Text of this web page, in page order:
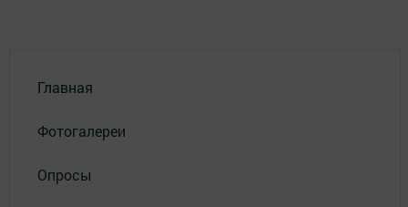
Главная
Фотогалереи
Опросы